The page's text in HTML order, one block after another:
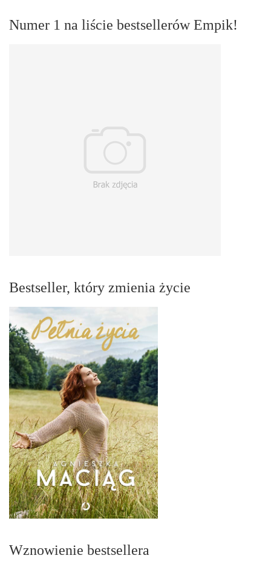
Numer 1 na liście bestsellerów Empik!
Bestseller, który zmienia życie
Wznowienie bestsellera